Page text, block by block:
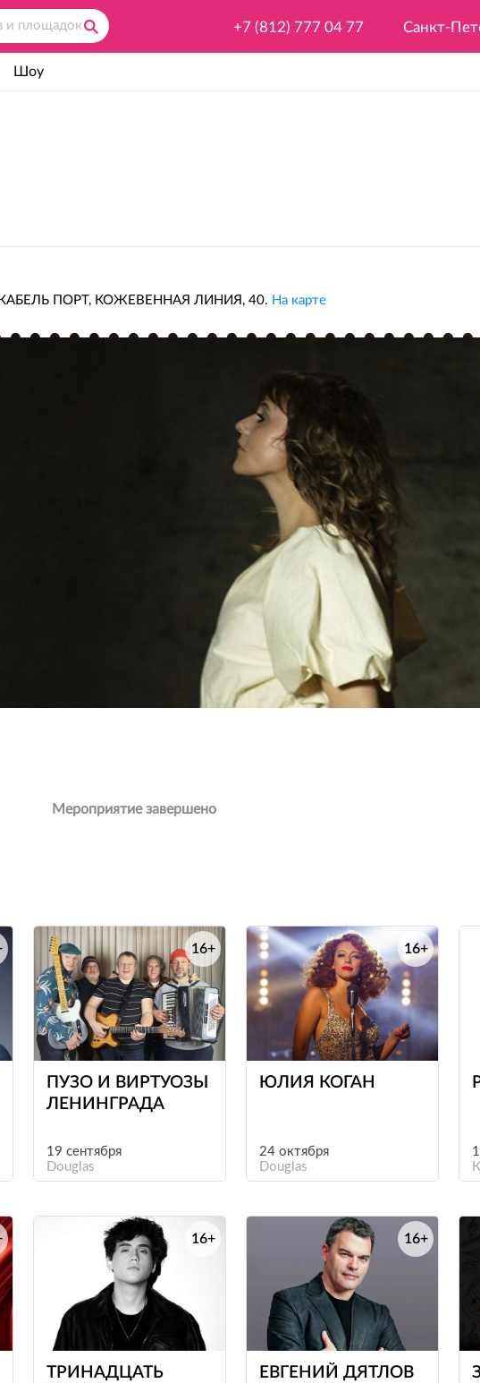
Санкт-
+7 (812) 777 04 77
Шоу
ПОРТ, КОЖЕВЕННАЯ ЛИНИЯ, 40. На карте
Мероприятие завершено
е
ПУЗО И ВИРТУОЗЫ
ЛЕНИНГРАДА
19 сентября
Douglas
16+
ЮЛИЯ КОГАН
24 октября
Douglas
16+
ТРИНАДЦАТЬ
16+
е
ЕВГЕНИЙ ДЯТЛОВ
16+